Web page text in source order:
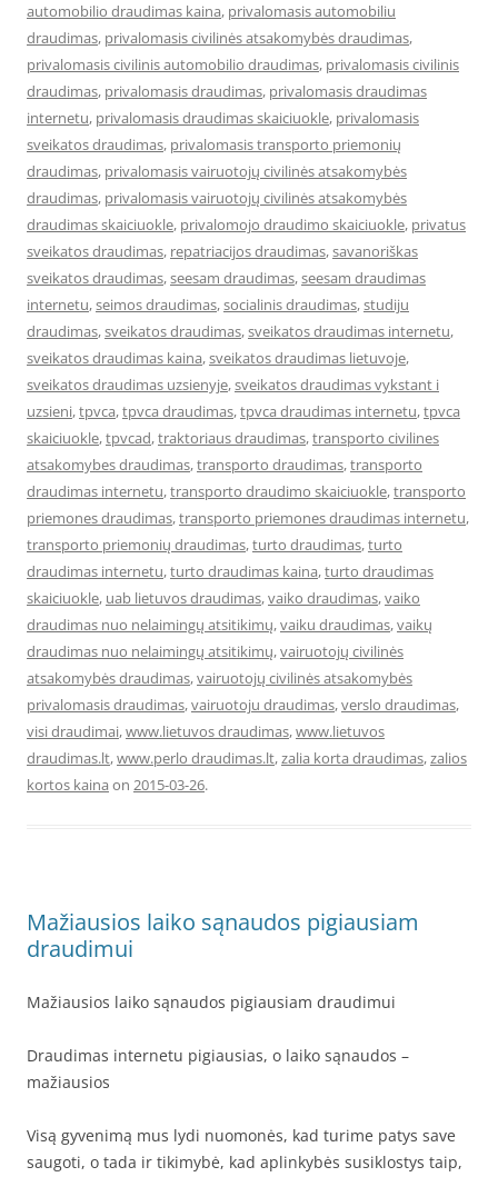
automobilio draudimas kaina, privalomasis automobiliu
draudimas, privalomasis civilinės atsakomybės draudimas,
privalomasis civilinis automobilio draudimas, privalomasis civilinis
draudimas, privalomasis draudimas, privalomasis draudimas
internetu, privalomasis draudimas skaiciuokle, privalomasis
sveikatos draudimas, privalomasis transporto priemonių
draudimas, privalomasis vairuotojų civilinės atsakomybės
draudimas, privalomasis vairuotojų civilinės atsakomybės
draudimas skaiciuokle, privalomojo draudimo skaiciuokle, privatus
sveikatos draudimas, repatriacijos draudimas,savanoriškas
sveikatos draudimas,seesam draudimas,seesam draudimas
internetu,seimos draudimas,socialinis draudimas,studiju
draudimas,sveikatos draudimas,sveikatos draudimas internetu,
sveikatos draudimas kaina,sveikatos draudimas lietuvoje,
sveikatos draudimas uzsienyje,sveikatos draudimas vykstant i
uzsieni,tpvca,tpvca draudimas,tpvca draudimas internetu,tpvca
skaiciuokle,tpvcad,traktoriaus draudimas,transporto civilines
atsakomybes draudimas,transporto draudimas,transporto
draudimas internetu,transporto draudimo skaiciuokle,transporto
priemones draudimas,transporto priemones draudimas internetu,
transporto priemonių draudimas,turto draudimas,turto
draudimas internetu,turto draudimas kaina,turto draudimas
skaiciuokle, uab lietuvos draudimas,vaiko draudimas,vaiko
draudimas nuo nelaimingų atsitikimų,vaiku draudimas,vaikų
draudimas nuo nelaimingų atsitikimų,vairuotojų civilinės
atsakomybės draudimas,vairuotojų civilinės atsakomybės
privalomasis draudimas,vairuotoju draudimas,verslo draudimas,
visi draudimai,www.lietuvos draudimas,www.lietuvos
draudimas.lt,www.perlo draudimas.lt,zalia korta draudimas,zalios
kortos kaina on 2015-03-26.
Mažiausios laiko sąnaudos pigiausiam
draudimui
Mažiausios laiko sąnaudos pigiausiam draudimui
Draudimas internetu pigiausias, o laiko sąnaudos –
mažiausios
Visą gyvenimą mus lydi nuomonės, kad turime patys save
saugoti, o tada ir tikimybė, kad aplinkybės susiklostys taip,